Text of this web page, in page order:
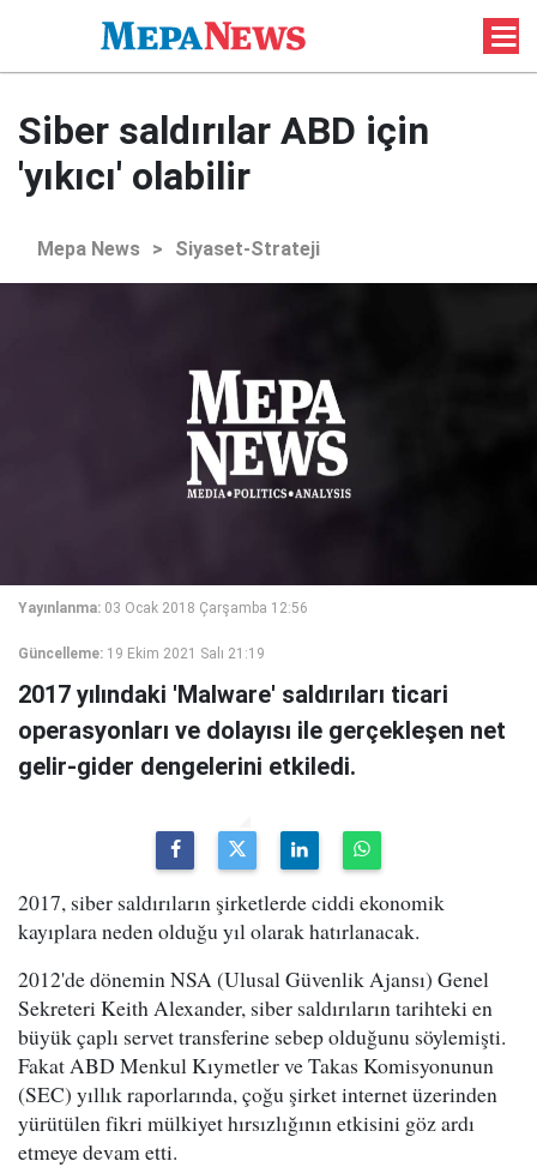
Siber saldırılar ABD için
'yıkıcı' olabilir
Mepa News > Siyaset-Strateji
Yayınlanma: 03 Ocak 2018 Çarşamba 12:56
Güncelleme: 19 Ekim 2021 Salı 21:19
2017 yılındaki 'Malware' saldırıları ticari
operasyonları ve dolayısı ile gerçekleşen net
gelir-gider dengelerini etkiledi.
2017, siber saldırıların şirketlerde ciddi ekonomik
kayıplara neden olduğu yıl olarak hatırlanacak.
2012'de dönemin NSA (Ulusal Güvenlik Ajansı) Genel
Sekreteri Keith Alexander, siber saldırıların tarihteki en
büyük çaplı servet transferine sebep olduğunu söylemişti.
Fakat ABD Menkul Kıymetler ve Takas Komisyonunun
(SEC) yıllık raporlarında, çoğu şirket internet üzerinden
yürütülen fikri mülkiyet hırsızlığının etkisini göz ardı
etmeye devam etti.